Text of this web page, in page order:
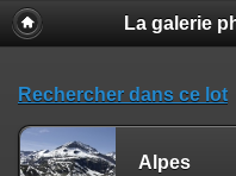
La galerie
Rechercher dans ce lot
Alpes